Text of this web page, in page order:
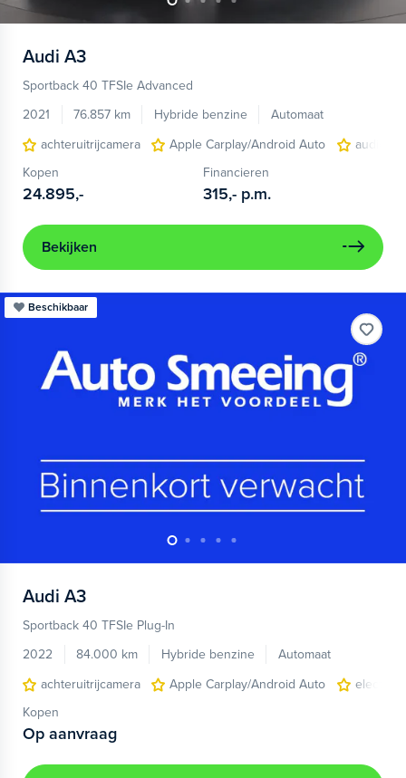
Audi A3
Sportback 40 TFSIe Advanced
2021
76.857 km Hybride benzine
Automaat
achteruitrijcamera
Apple Carplay/Android Auto
audio
Kopen
24.895,-
Financieren
315,- p.m.
Bekijken
Beschikbaar
Audi A3
Sportback 40 TFSIe Plug-In
2022
84.000 km Hybride benzine
Automaat
achteruitrijcamera
Apple Carplay/Android Auto
Kopen
Op aanvraag